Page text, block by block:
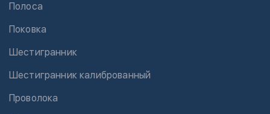
Полоса
Поковка
Шестигранник
Шестигранник калиброванный
Проволока